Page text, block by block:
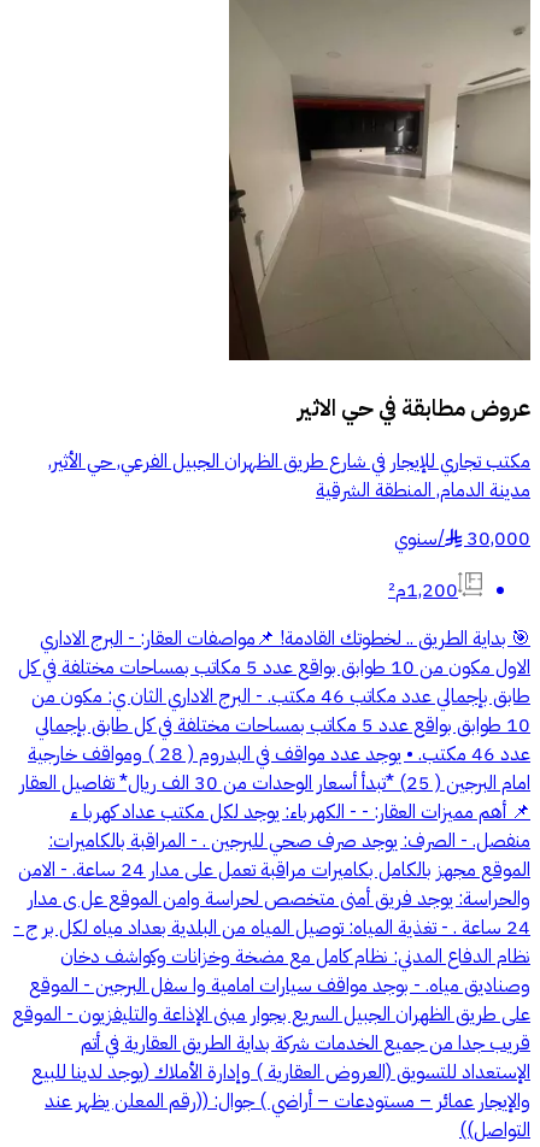
عروض مطابقة فيحي الاثير
مكتب تجاري للإيجار في شارع طريق الظهران الجبيل الفرعي, حي الأثير,
مدينة الدمام, المنطقة الشرقية
30,000
§
/سنوي
1,200م²
🎯 بداية الطريق .. لخطوتك القادمة! 📌مواصفات العقار: - البرج الاداري
الاول مكون من 10 طوابق بواقع عدد 5 مكاتب بمساحات مختلفة في كل
طابق بإجمالي عدد مكاتب 46 مكتب. - البرج الاداري الثان ي: مكون من
10 طوابق بواقع عدد 5 مكاتب بمساحات مختلفة في كل طابق بإجمالي
عدد 46 مكتب. • یوجد عدد مواقف في البدروم ( 28 ) ومواقف خارجیة
امام البرجین ( 25) *تبدأ أسعار الوحدات من 30 الف ريال* تفاصيل العقار
📌 أھم ممیزات العقار: - - الكھرباء: یوجد لكل مكتب عداد كھربا ء
منفصل. - الصرف: یوجد صرف صحي للبرجین . - المراقبة بالكامیرات:
الموقع مجھز بالكامل بكامیرات مراقبة تعمل على مدار 24 ساعة. - الامن
والحراسة: یوجد فریق أمنى متخصص لحراسة وامن الموقع عل ى مدار
24 ساعة . - تغذیة المیاه: توصیل المیاه من البلدیة بعداد میاه لكل بر ج -
نظام الدفاع المدني: نظام كامل مع مضخة وخزانات وكواشف دخان
وصنادیق میاه. - بوجد مواقف سیارات امامیة وا سفل البرجین - الموقع
على طریق الظھران الجبیل السریع بجوار مبنى الإذاعة والتلیفزیون - الموقع
قریب جدا من جمیع الخدمات شركة بداية الطريق العقارية في أتم
الإستعداد للتسويق (العروض العقارية ) وإدارة الأملاك (يوجد لدينا للبيع
والإيجار عمائر – مستودعات – أراضي ) جوال: ((رقم المعلن يظهر عند
التواصل))